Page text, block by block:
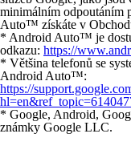
minimálním odpoutáním
Auto™ získáte v
* Android Auto™ je
odkazu: https://
* Většina telefonů se
Android Auto™:
https://
* Google, Android,
známky Google LLC.